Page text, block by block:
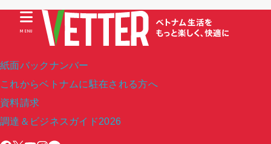
紙面バックナンバー
これからベトナムに駐在される方へ
資料請求
調達＆ビジネスガイド2026
MENU